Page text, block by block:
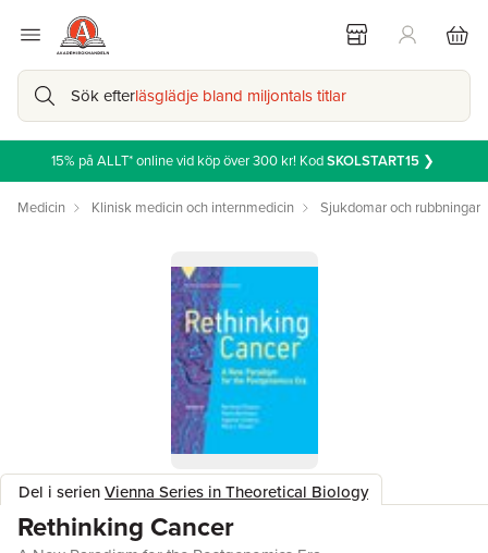
Sök efterläsglädje bland miljontals titlar
15% på ALLT* online vid köp över 300 kr! KodSKOLSTART15❯
Medicin Klinisk medicin och internmedicin Sjukdomar och rubbningar
Del i serienVienna Series in Theoretical Biology
Rethinking Cancer